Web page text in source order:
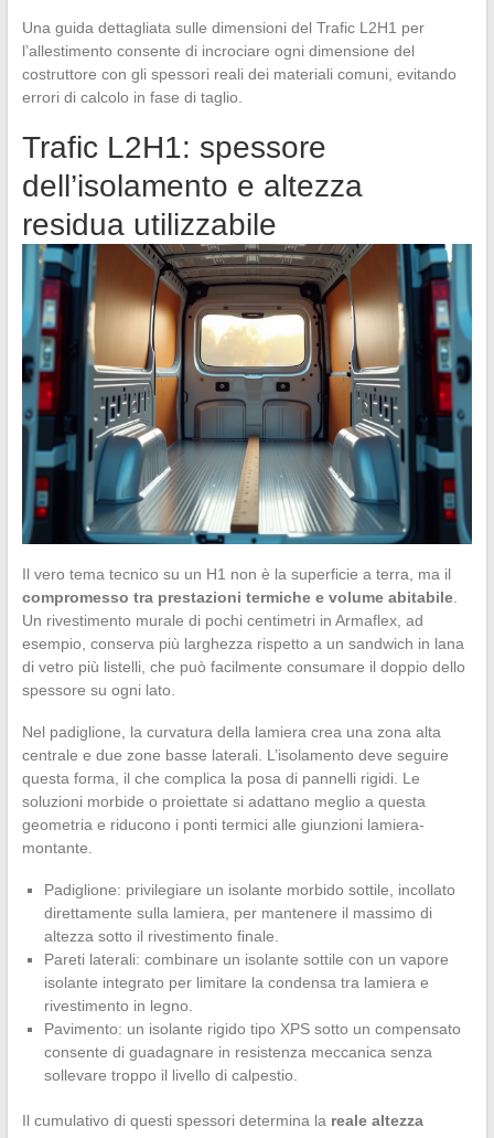
Una guida dettagliata sulle dimensioni del Trafic L2H1 per
l’allestimento consente di incrociare ogni dimensione del
costruttore con gli spessori reali dei materiali comuni, evitando
errori di calcolo in fase di taglio.
Trafic L2H1: spessore
dell’isolamento e altezza
residua utilizzabile
Il vero tema tecnico su un H1 non è la superficie a terra, ma il
compromesso tra prestazioni termiche e volume abitabile.
Un rivestimento murale di pochi centimetri in Armaflex, ad
esempio, conserva più larghezza rispetto a un sandwich in lana
di vetro più listelli, che può facilmente consumare il doppio dello
spessore su ogni lato.
Nel padiglione, la curvatura della lamiera crea una zona alta
centrale e due zone basse laterali. L’isolamento deve seguire
questa forma, il che complica la posa di pannelli rigidi. Le
soluzioni morbide o proiettate si adattano meglio a questa
geometria e riducono i ponti termici alle giunzioni lamiera-
montante.
Padiglione: privilegiare un isolante morbido sottile, incollato
direttamente sulla lamiera, per mantenere il massimo di
altezza sotto il rivestimento finale.
Pareti laterali: combinare un isolante sottile con un vapore
isolante integrato per limitare la condensa tra lamiera e
rivestimento in legno.
Pavimento: un isolante rigido tipo XPS sotto un compensato
consente di guadagnare in resistenza meccanica senza
sollevare troppo il livello di calpestio.
Il cumulativo di questi spessori determina la reale altezza